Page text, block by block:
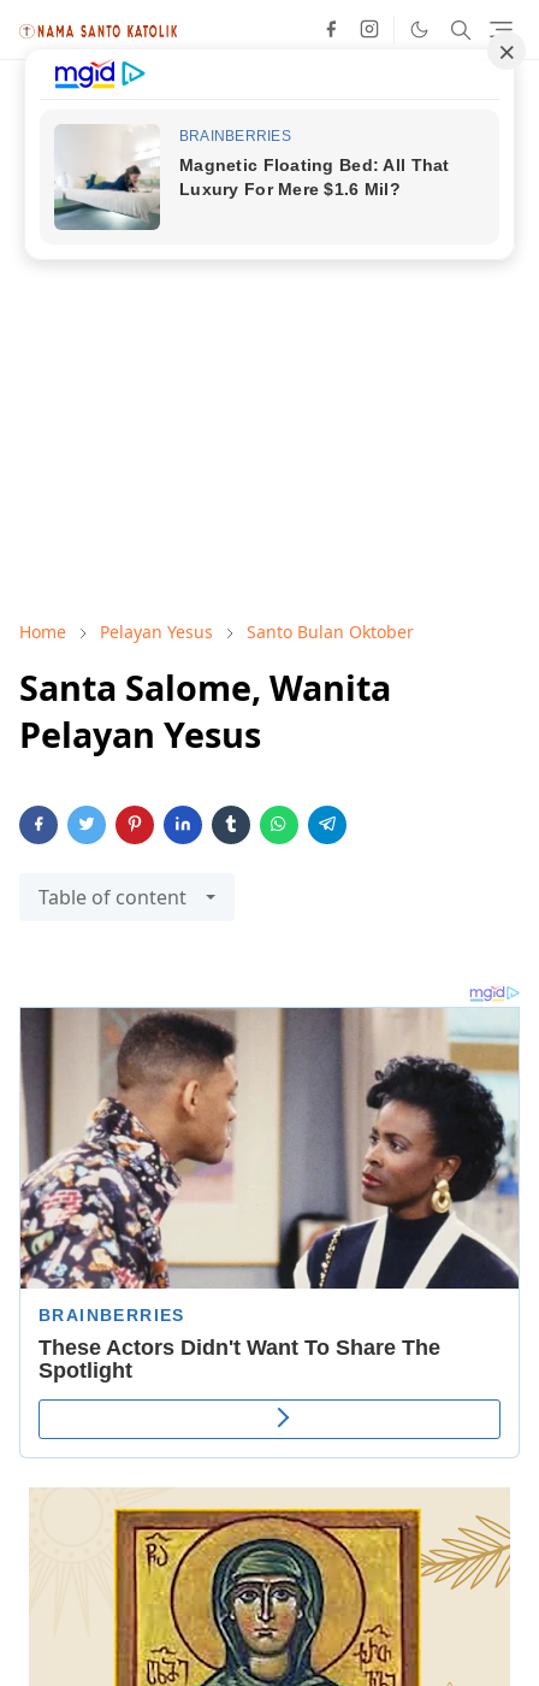
Home Pelayan Yesus Santo Bulan Oktober
Santa Salome, Wanita
Pelayan Yesus
Table of content